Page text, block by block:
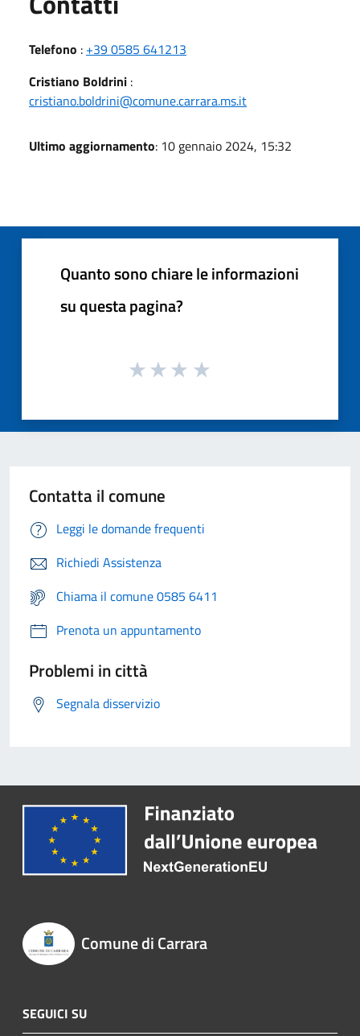
Telefono : +39 0585 641213
Cristiano Boldrini :
cristiano.boldrini@comune.carrara.ms.it
Ultimo aggiornamento: 10 gennaio 2024, 15:32
Quanto sono chiare le informazioni
su questa pagina?
Contatta il comune
Leggi le domande frequenti
Richiedi Assistenza
Chiama il comune 0585 6411
Prenota un appuntamento
Problemi in città
Segnala disservizio
Comune di Carrara
SEGUICI SU